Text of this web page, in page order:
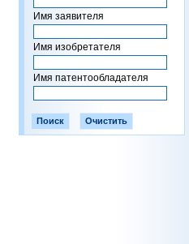
Имя заявителя
Имя изобретателя
Имя патентообладателя